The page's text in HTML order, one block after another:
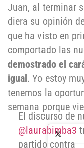
Juan, al terminar
diera su opinión
que ha visto en
comportado las
demostrado el
igual. Yo estoy
tenemos la
semana porque
El discurso de
@laurabimba3
partido contra